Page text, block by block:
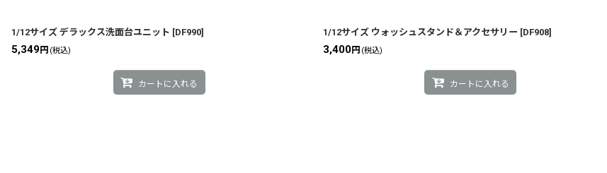
絞り込む
1/12サイズ デラックス洗面台ユニット [DF990]
5,349円 (税込)
カートに入れる
1/12サイズ ウォッシュスタンド＆アクセサリー [DF908]
3,400円 (税込)
カートに入れる